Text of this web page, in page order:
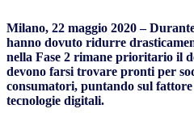
Milano, 22 maggio 2020 –
hanno dovuto ridurre
nella Fase 2 rimane prioritario il
devono farsi trovare pronti per
consumatori, puntando sul
tecnologie digitali.